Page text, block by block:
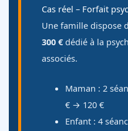
Cas réel – Forfait
Une famille dispose
300 € dédié à la
associés.
Maman : 2
€ → 120 €
Enfant : 4